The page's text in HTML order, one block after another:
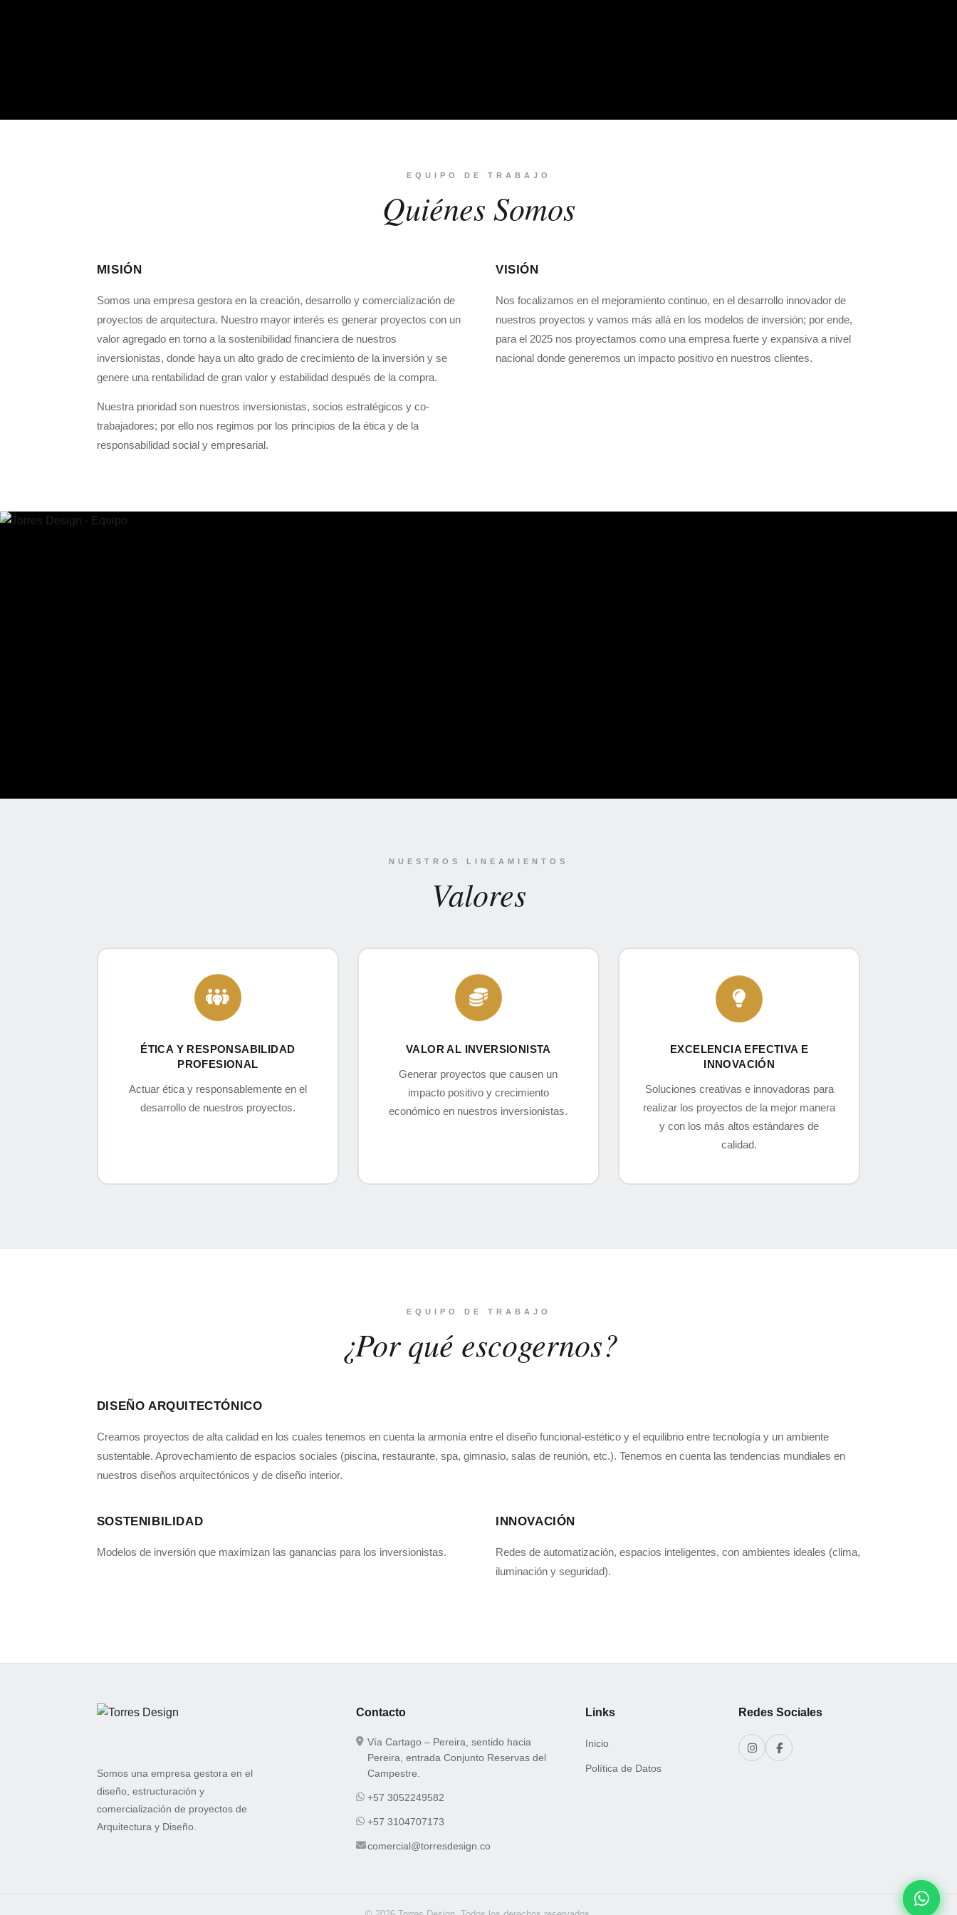
EQUIPO DE TRABAJO
Quiénes Somos
MISIÓN
Somos una empresa gestora en la creación, desarrollo y comercialización de
proyectos de arquitectura. Nuestro mayor interés es generar proyectos con un
valor agregado en torno a la sostenibilidad financiera de nuestros
inversionistas, donde haya un alto grado de crecimiento de la inversión y se
genere una rentabilidad de gran valor y estabilidad después de la compra.
Nuestra prioridad son nuestros inversionistas, socios estratégicos y co-
trabajadores; por ello nos regimos por los principios de la ética y de la
responsabilidad social y empresarial.
VISIÓN
Nos focalizamos en el mejoramiento continuo, en el desarrollo innovador de
nuestros proyectos y vamos más allá en los modelos de inversión; por ende,
para el 2025 nos proyectamos como una empresa fuerte y expansiva a nivel
nacional donde generemos un impacto positivo en nuestros clientes.
NUESTROS LINEAMIENTOS
Valores
ÉTICA Y RESPONSABILIDAD
PROFESIONAL
Actuar ética y responsablemente en el
desarrollo de nuestros proyectos.
VALOR AL INVERSIONISTA
Generar proyectos que causen un
impacto positivo y crecimiento
económico en nuestros inversionistas.
EXCELENCIA EFECTIVA E
INNOVACIÓN
Soluciones creativas e innovadoras para
realizar los proyectos de la mejor manera
y con los más altos estándares de
calidad.
EQUIPO DE TRABAJO
¿Por qué escogernos?
DISEÑO ARQUITECTÓNICO
Creamos proyectos de alta calidad en los cuales tenemos en cuenta la armonía entre el diseño funcional-estético y el equilibrio entre tecnología y un ambiente
sustentable. Aprovechamiento de espacios sociales (piscina, restaurante, spa, gimnasio, salas de reunión, etc.). Tenemos en cuenta las tendencias mundiales en
nuestros diseños arquitectónicos y de diseño interior.
SOSTENIBILIDAD
Modelos de inversión que maximizan las ganancias para los inversionistas.
INNOVACIÓN
Redes de automatización, espacios inteligentes, con ambientes ideales (clima,
iluminación y seguridad).
Somos una empresa gestora en el
diseño, estructuración y
comercialización de proyectos de
Arquitectura y Diseño.
Contacto
Vía Cartago – Pereira, sentido hacia
Pereira, entrada Conjunto Reservas del
Campestre.
+57 3052249582
+57 3104707173
comercial@torresdesign.co
Links
Inicio
Política de Datos
Redes Sociales